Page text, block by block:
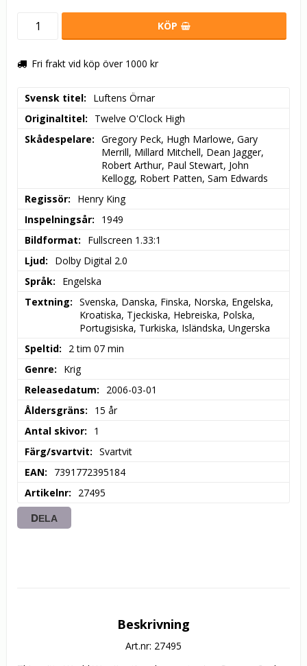
KÖP
Fri frakt vid köp över 1000 kr
Svensk titel
Luftens Örnar
Originaltitel
Twelve O'Clock High
Skådespelare
Gregory Peck, Hugh Marlowe, Gary
Merrill, Millard Mitchell, Dean Jagger,
Robert Arthur, Paul Stewart, John
Kellogg, Robert Patten, Sam Edwards
Regissör
Henry King
Inspelningsår
1949
Bildformat
Fullscreen 1.33:1
Ljud
Dolby Digital 2.0
Språk
Engelska
Textning
Svenska, Danska, Finska, Norska, Engelska,
Kroatiska, Tjeckiska, Hebreiska, Polska,
Portugisiska, Turkiska, Isländska, Ungerska
Speltid
2 tim 07 min
Genre
Krig
Releasedatum
2006-03-01
Åldersgräns
15 år
Antal skivor
1
Färg/svartvit
Svartvit
EAN
7391772395184
Artikelnr
27495
DELA
Beskrivning
Art.nr: 27495